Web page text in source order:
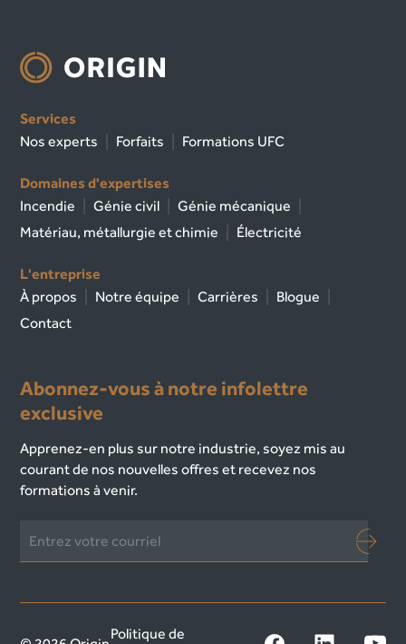
Services
Nos experts
Forfaits Formations UFC
Domaines d'expertises
Incendie
Génie civil
Génie mécanique
Matériau, métallurgie et chimie
Électricité
L'entreprise
À propos
Notre équipe Carrières
Blogue
Contact
Abonnez-vous à notre infolettre
exclusive
Apprenez-en plus sur notre industrie, soyez mis au
courant de nos nouvelles offres et recevez nos
formations à venir.
Politique de